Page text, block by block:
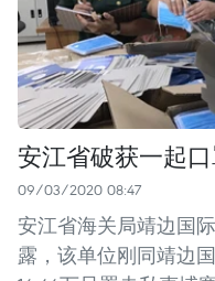
安江省破获一起
09/03/2020 08:47
安江省海关局靖边国
露，该单位刚同靖边